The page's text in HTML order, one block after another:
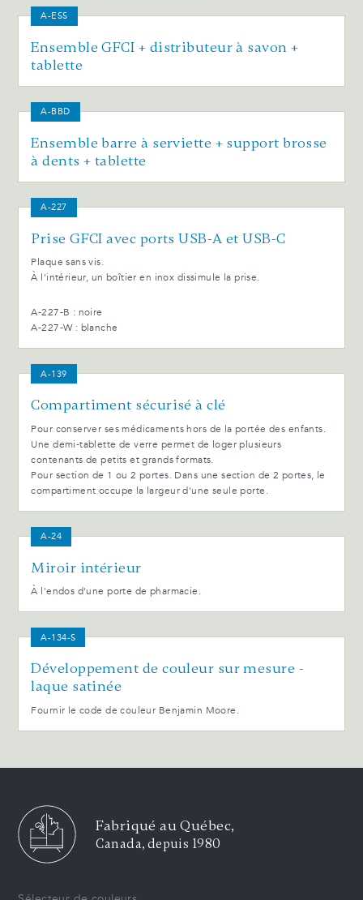
A-ESS
Ensemble GFCI + distributeur à savon +
tablette
A-BBD
Ensemble barre à serviette + support brosse
à dents + tablette
A-227
Prise GFCI avec ports USB-A et USB-C
Plaque sans vis.
À l'intérieur, un boîtier en inox dissimule la prise.
A-227-B : noire
A-227-W : blanche
A-139
Compartiment sécurisé à clé
Pour conserver ses médicaments hors de la portée des enfants.
Une demi-tablette de verre permet de loger plusieurs
contenants de petits et grands formats.
Pour section de 1 ou 2 portes. Dans une section de 2 portes, le
compartiment occupe la largeur d'une seule porte.
A-24
Miroir intérieur
À l'endos d'une porte de pharmacie.
A-134-S
Développement de couleur sur mesure -
laque satinée
Fournir le code de couleur Benjamin Moore.
Fabriqué au Québec,
Canada, depuis 1980